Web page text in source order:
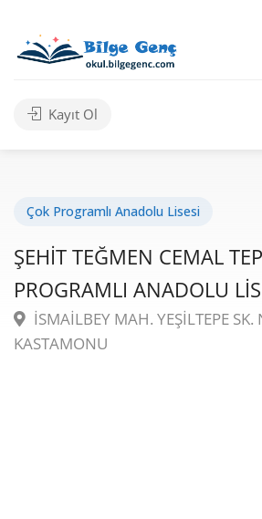
Kayıt Ol
Çok Programlı Anadolu Lisesi
ŞEHİT TEĞMEN CEMAL
PROGRAMLI ANADOLU
İSMAİLBEY MAH. YEŞİLTEPE
KASTAMONU